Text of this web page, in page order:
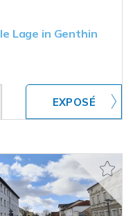
Lage in Genthin